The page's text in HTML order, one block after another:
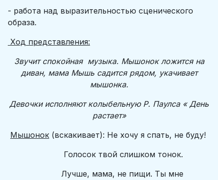
- работа над выразительностью сценического
образа.
Ход представления:
Звучит спокойная музыка. Мышонок ложится на
диван, мама Мышь садится рядом, укачивает
мышонка.
Девочки исполняют колыбельную Р. Паулса « День
растает»
Мышонок (вскакивает): Не хочу я спать, не буду!
Голосок твой слишком тонок.
Лучше, мама, не пищи. Ты мне